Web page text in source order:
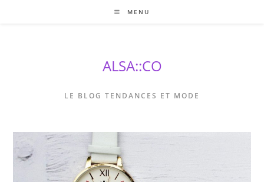
MENU
ALSA::CO
LE BLOG TENDANCES ET MODE